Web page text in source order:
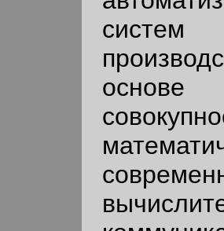
систем
основе